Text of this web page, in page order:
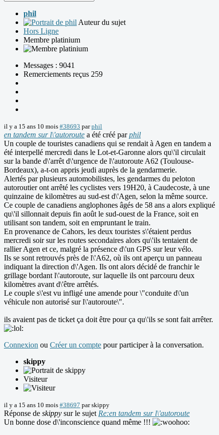
phil
Auteur du sujet
Hors Ligne
Membre platinium
Messages : 9041
Remerciements reçus 259
il y a 15 ans 10 mois #38693 parphil
en tandem sur l\'autoroute a été créé parphil
Un couple de touristes canadiens qui se rendait à Agen en tandem a
été interpellé mercredi dans le Lot-et-Garonne alors qu\'il circulait
sur la bande d\'arrêt d\'urgence de l\'autoroute A62 (Toulouse-
Bordeaux), a-t-on appris jeudi auprès de la gendarmerie.
Alertés par plusieurs automobilistes, les gendarmes du peloton
autoroutier ont arrêté les cyclistes vers 19H20, à Caudecoste, à une
quinzaine de kilomètres au sud-est d\'Agen, selon la même source.
Ce couple de canadiens anglophones âgés de 58 ans a alors expliqué
qu\'il sillonnait depuis fin août le sud-ouest de la France, soit en
utilisant son tandem, soit en empruntant le train.
En provenance de Cahors, les deux touristes s\'étaient perdus
mercredi soir sur les routes secondaires alors qu\'ils tentaient de
rallier Agen et ce, malgré la présence d\'un GPS sur leur vélo.
Ils se sont retrouvés près de l\'A62, où ils ont aperçu un panneau
indiquant la direction d\'Agen. Ils ont alors décidé de franchir le
grillage bordant l\'autoroute, sur laquelle ils ont parcouru deux
kilomètres avant d\'être arrêtés.
Le couple s\'est vu infligé une amende pour \"conduite d\'un
véhicule non autorisé sur l\'autoroute\".
ils avaient pas de ticket ça doit être pour ça qu\'ils se sont fait arrêter.
Connexion ou Créer un compte pour participer à la conversation.
skippy
Visiteur
il y a 15 ans 10 mois #38697 parskippy
Réponse de skippy sur le sujet Re:en tandem sur l\'autoroute
Un bonne dose d\'inconscience quand même !!!